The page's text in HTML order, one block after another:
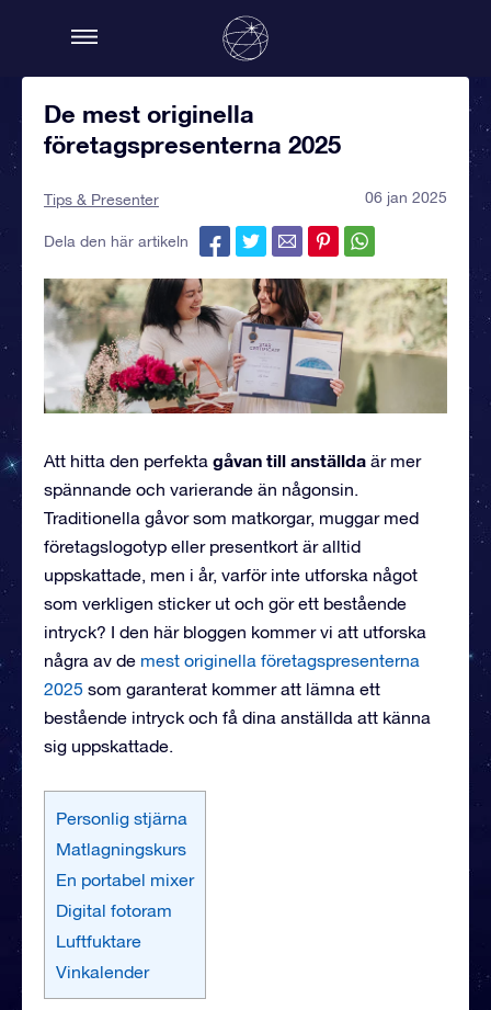
De mest originella
företagspresenterna 2025
Tips & Presenter 06 jan 2025
Dela den här artikeln
Att hitta den perfekta gåvan till anställda är mer
spännande och varierande än någonsin.
Traditionella gåvor som matkorgar, muggar med
företagslogotyp eller presentkort är alltid
uppskattade, men i år, varför inte utforska något
som verkligen sticker ut och gör ett bestående
intryck? I den här bloggen kommer vi att utforska
några av de mest originella företagspresenterna
2025 som garanterat kommer att lämna ett
bestående intryck och få dina anställda att känna
sig uppskattade.
Personlig stjärna
Matlagningskurs
En portabel mixer
Digital fotoram
Luftfuktare
Vinkalender